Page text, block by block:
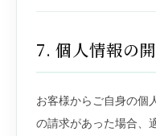
7. 個人情報の
お客様からご自身の個
の請求があった場合、